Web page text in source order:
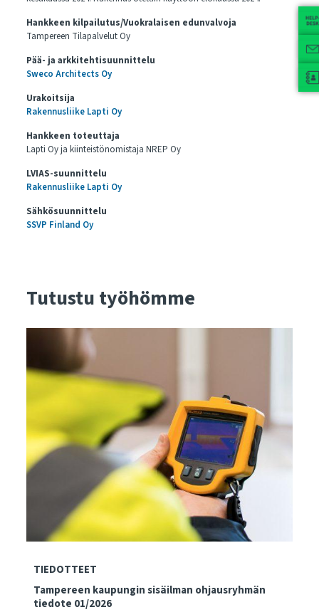
Hankkeen kilpailutus/Vuokralaisen edunvalvoja
Tampereen Tilapalvelut Oy
Pää- ja arkkitehtisuunnittelu
Sweco Architects Oy
Urakoitsija
Rakennusliike Lapti Oy
Hankkeen toteuttaja
Lapti Oy ja kiinteistönomistaja NREP Oy
LVIAS-suunnittelu
Rakennusliike Lapti Oy
Sähkösuunnittelu
SSVP Finland Oy
Tutustu työhömme
TIEDOTTEET
Tampereen kaupungin sisäilman ohjausryhmän
tiedote 01/2026